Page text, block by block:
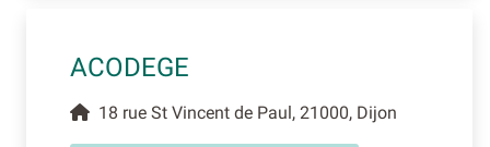
ACODEGE
18 rue St Vincent de Paul, 21000, Dijon